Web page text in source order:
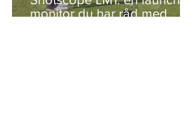
monitor du har råd med